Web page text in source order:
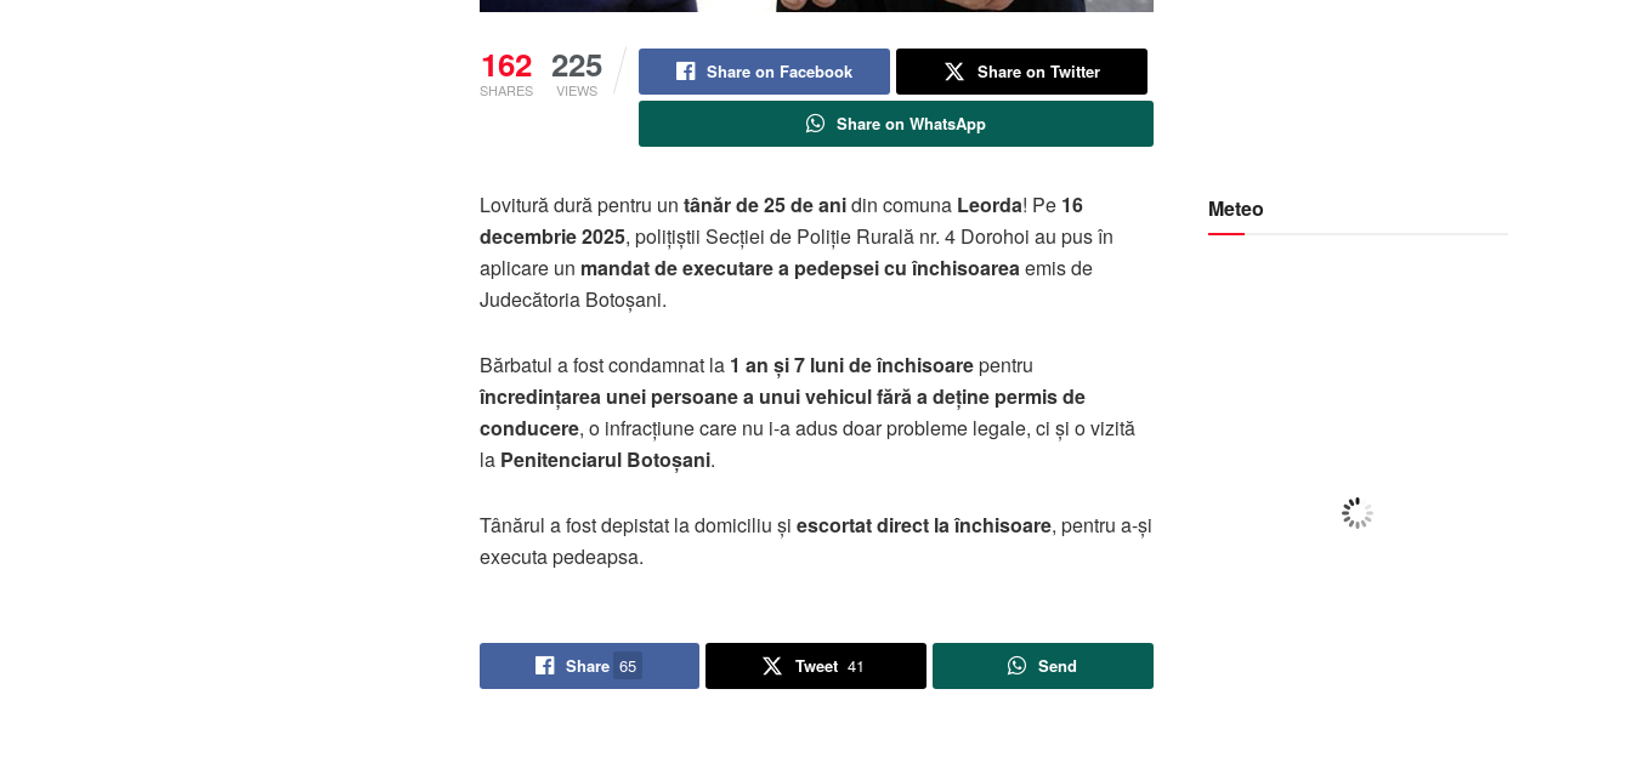
162
SHARES
225
VIEWS
Share on Facebook Share on Twitter
Share on WhatsApp
Lovitură dură pentru un tânăr de 25 de anidin comuna Leorda! Pe 16
decembrie 2025, polițiștii Secției de Poliție Rurală nr. 4 Dorohoi au pus în
aplicare un mandat de executare a pedepsei cu închisoareaemis de
Judecătoria Botoșani.
Bărbatul a fost condamnat la 1 an și 7 luni de închisoarepentru
încredințarea unei persoane a unui vehicul fără a deține permis de
conducere, o infracțiune care nu i-a adus doar probleme legale, ci și o vizită
la Penitenciarul Botoșani.
Tânărul a fost depistat la domiciliu și escortat direct la închisoare, pentru a-și
executa pedeapsa.
Share 65 Tweet 41 Send
Meteo
Cer Fragmentat
Wind Gust: